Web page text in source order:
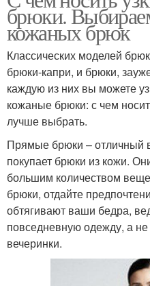
брюки.
кожаных брюк
Классических моделей
брюки-капри, и брюки,
каждую из них вы можете
кожаные брюки: с чем
лучше выбрать.
Прямые брюки – отличный
покупает брюки из кожи.
большим количеством
брюки, отдайте
обтягивают ваши бедра,
повседневную одежду, а
вечеринки.